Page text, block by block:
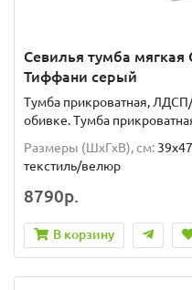
Севилья тумба
Тиффани серый
Тумба прикроватная,
обивке. Тумба
Размеры (ШxГxВ), см:
текстиль/велюр
8790р.
В корзину